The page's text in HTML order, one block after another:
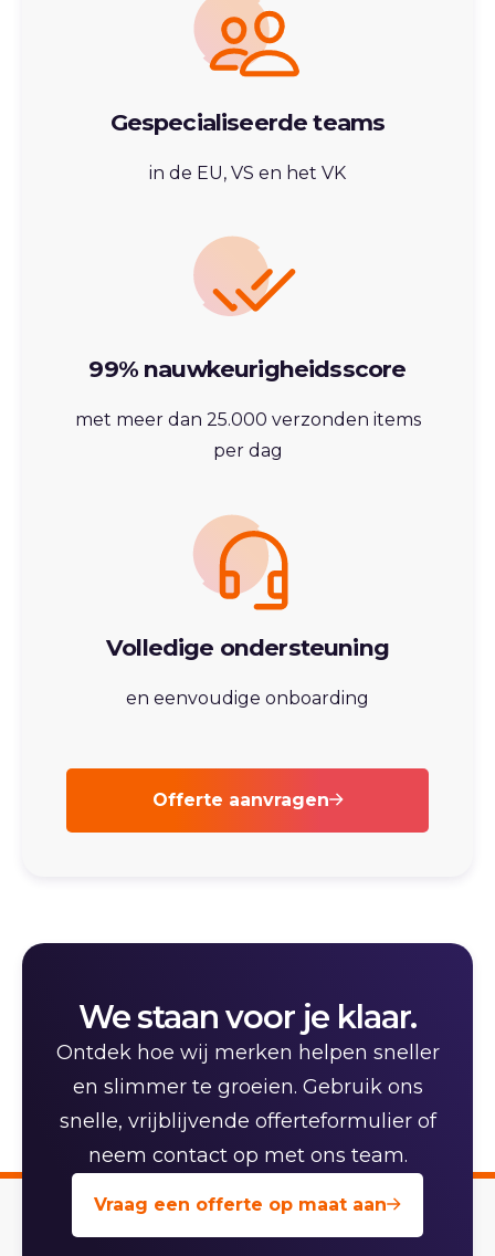
Gespecialiseerde teams
in de EU, VS en het VK
99% nauwkeurigheidsscore
met meer dan 25.000 verzonden items
per dag
Volledige ondersteuning
en eenvoudige onboarding
Offerte aanvragen
We staan voor je klaar.
Ontdek hoe wij merken helpen sneller
en slimmer te groeien. Gebruik ons
snelle, vrijblijvende offerteformulier of
neem contact op met ons team.
Vraag een offerte op maat aan